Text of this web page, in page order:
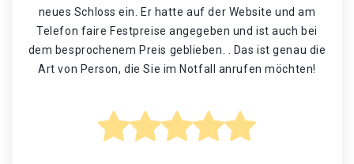
neues Schloss ein. Er hatte auf der Website und am
Telefon faire Festpreise angegeben und ist auch bei
dem besprochenem Preis geblieben. . Das ist genau die
Art von Person, die Sie im Notfall anrufen möchten!